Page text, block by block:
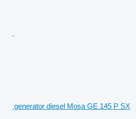
generator diesel Mosa GE 145 P SX